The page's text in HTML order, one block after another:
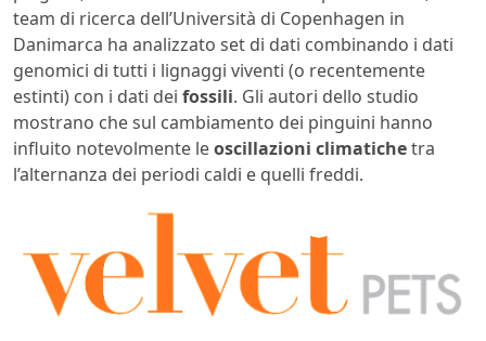
team di ricerca dell’Università di Copenhagen in
Danimarca ha analizzato set di dati combinando i dati
genomici di tutti i lignaggi viventi (o recentemente
estinti) con i dati dei fossili. Gli autori dello studio
mostrano che sul cambiamento dei pinguini hanno
influito notevolmente leoscillazioni climatichetra
l’alternanza dei periodi caldi e quelli freddi.